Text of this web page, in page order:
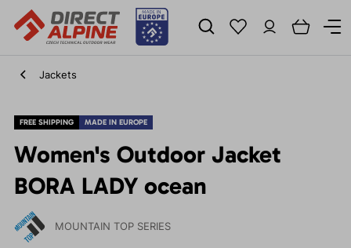
Jackets
FREE SHIPPING MADE IN EUROPE
Women's Outdoor Jacket
BORA LADY ocean
MOUNTAIN TOP SERIES